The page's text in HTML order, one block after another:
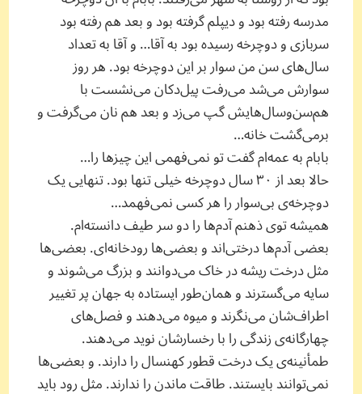
مدرسه رفته بود و دیپلم گرفته بود و بعد هم رفته بود
سربازی و دوچرخه رسیده بود به آقا… و آقا به تعداد
سال‌های سن من سوار بر این دوچرخه بود. هر روز
سوارش می‌شد می‌رفت پیل‌دکان می‌نشست با
هم‌سن‌وسال‌هایش گپ می‌زد و بعد هم نان می‌گرفت و
برمی‌گشت خانه…
بابام به عمه‌ام گفت تو نمی‌فهمی این چیزها را…
حالا بعد از ۳۰ سال دوچرخه خیلی تنها بود. تنهایی یک
دوچرخه‌ی بی‌سوار را هر کسی نمی‌فهمد…
همیشه توی ذهنم آدم‌ها را دو سر طیف دانسته‌ام.
بعضی آدم‌ها درختی‌اند و بعضی‌ها رودخانه‌ای. بعضی‌ها
مثل درخت ریشه‌ در خاک می‌دوانند و بزرگ می‌شوند و
سایه می‌گسترند و همان‌طور ایستاده به جهان پر تغییر
اطراف‌شان می‌نگرند و میوه‌ می‌دهند و فصل‌های
چهارگانه‌ی زندگی را با رخسارشان نوید می‌دهند.
طمأنینه‌ی یک درخت قطور کهنسال را دارند. و بعضی‌ها
نمی‌توانند بایستند. طاقت ماندن را ندارند. مثل رود باید